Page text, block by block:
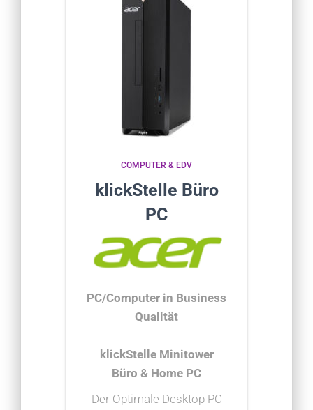
COMPUTER & EDV
klickStelle Büro
PC
PC/Computer in Business
Qualität
klickStelle Minitower
Büro & Home PC
Der Optimale Desktop PC